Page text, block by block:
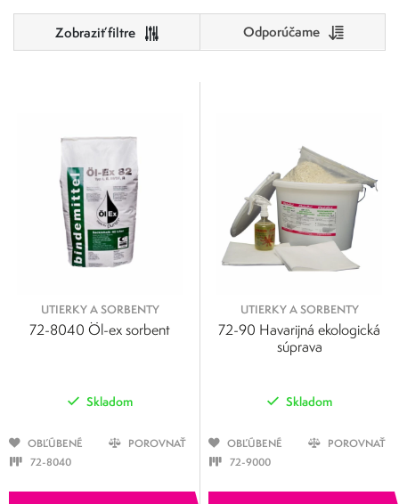
Odporúčame
Metaflux Greenline
UTIERKY A SORBENTY
72-8040 Öl-ex sorbent
Skladom
OBĽÚBENÉ
POROVNAŤ
72-8040
UTIERKY A SORBENTY
72-90 Havarijná ekologická
súprava
Skladom
OBĽÚBENÉ
POROVNAŤ
72-9000